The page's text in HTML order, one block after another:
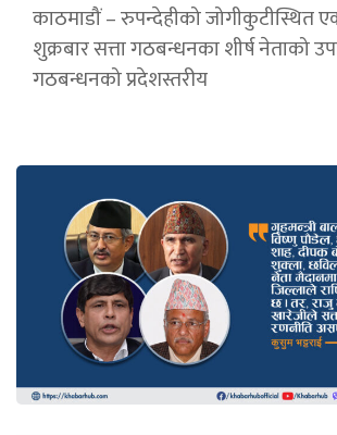
काठमाडौं – रुपन्देहीको जोगीकुटीस्थित
शुक्रबार सत्ता गठबन्धनका शीर्ष नेताको
गठबन्धनको प्रदेशस्तरीय